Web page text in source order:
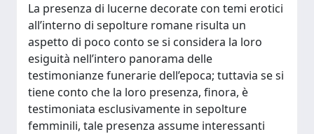
La presenza di lucerne decorate con temi erotici
all’interno di sepolture romane risulta un
aspetto di poco conto se si considera la loro
esiguità nell’intero panorama delle
testimonianze funerarie dell’epoca; tuttavia se si
tiene conto che la loro presenza, finora, è
testimoniata esclusivamente in sepolture
femminili, tale presenza assume interessanti